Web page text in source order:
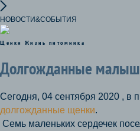
НОВОСТИ&СОБЫТИЯ
Щенки Жизнь питомника
Долгожданные
Сегодня, 04 сентября 2020 , в
долгожданные щенки.
Семь маленьких сердечек